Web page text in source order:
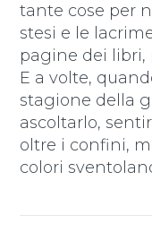
tante cose per
stesi e le
pagine dei libri,
E a volte,
stagione della
ascoltarlo,
oltre i confini,
colori